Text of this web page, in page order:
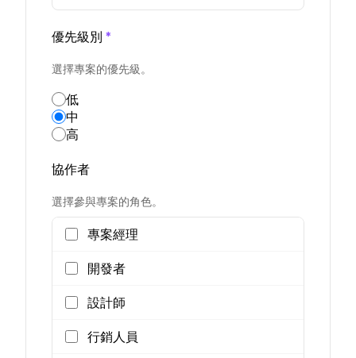
優先級別 *
選擇專案的優先級。
低
中
高
協作者
選擇參與專案的角色。
專案經理
開發者
設計師
行銷人員